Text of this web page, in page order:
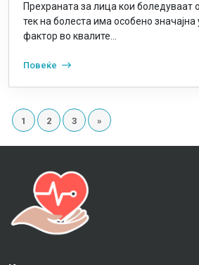
Прехраната за лица кои боледуваат
тек на болеста има особено
фактор во квалите...
Повеќе
1 2 3 »